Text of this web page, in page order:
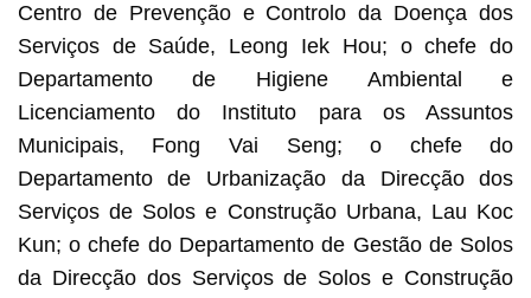
Centro de Prevenção e Controlo da Doença dos
Serviços de Saúde, Leong Iek Hou; o chefe do
Departamento de Higiene Ambiental e
Licenciamento do Instituto para os Assuntos
Municipais, Fong Vai Seng; o chefe do
Departamento de Urbanização da Direcção dos
Serviços de Solos e Construção Urbana, Lau Koc
Kun; o chefe do Departamento de Gestão de Solos
da Direcção dos Serviços de Solos e Construção